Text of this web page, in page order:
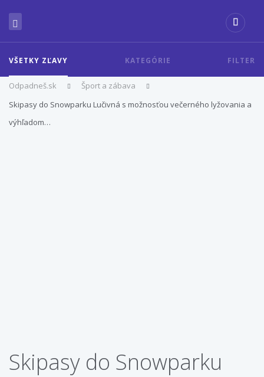
VŠETKY ZĽAVY KATEGÓRIE FILTER
Odpadneš.sk
Šport a zábava
Skipasy do Snowparku Lučivná s možnosťou večerného lyžovania a
výhľadom…
Skipasy do Snowparku